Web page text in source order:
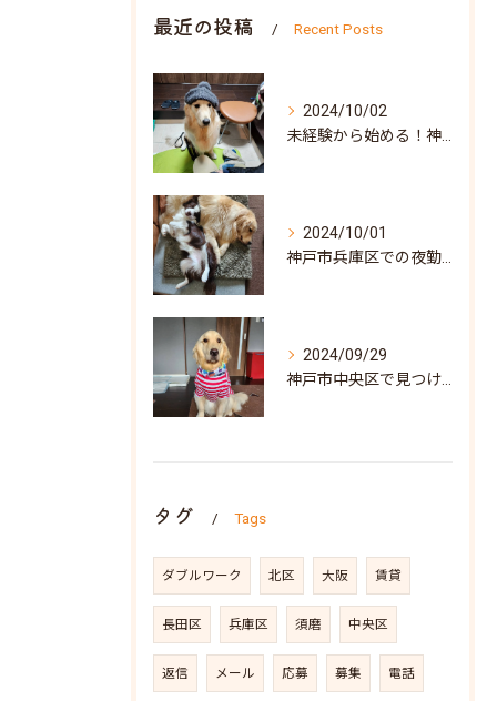
最近の投稿 Recent Posts
2024/10/02
2024/10/01
2024/09/29
タグ Tags
ダブルワーク 北区 大阪 賃貸
長田区 兵庫区 須磨 中央区
返信 メール 応募 募集 電話